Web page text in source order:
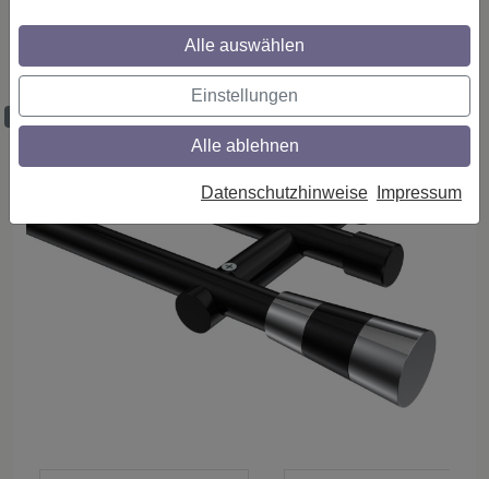
2-läufig, Modell PLATON - Tanara
Schwarz (ohne Ringe)
Maßzuschnitt möglich
Alle auswählen
Einstellungen
Alle ablehnen
Datenschutzhinweise Impressum